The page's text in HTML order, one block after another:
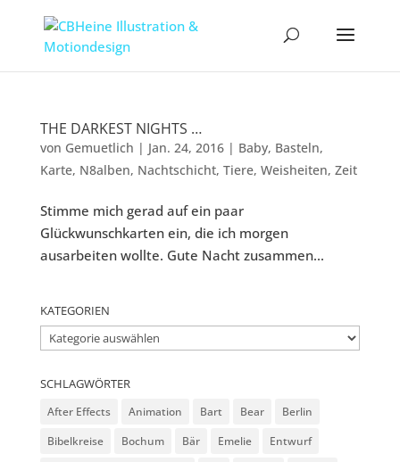
THE DARKEST NIGHTS …
von Gemuetlich | Jan. 24, 2016| Baby, Basteln,
Karte, N8alben, Nachtschicht, Tiere, Weisheiten, Zeit
Stimme mich gerad auf ein paar
Glückwunschkarten ein, die ich morgen
ausarbeiten wollte. Gute Nacht zusammen...
KATEGORIEN
Kategorien
SCHLAGWÖRTER
After Effects Animation Bart Bear
Berlin
Bibelkreise
Bochum Bär Emelie
Entwurf